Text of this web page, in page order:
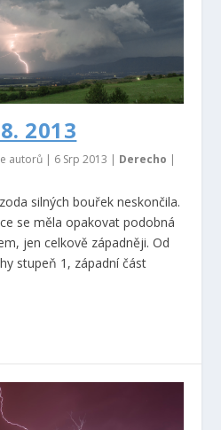
2013
autorů | 6 Srp 2013 | Derecho |
silných bouřek neskončila.
se měla opakovat podobná
jen celkově západněji. Od
stupeň 1, západní část